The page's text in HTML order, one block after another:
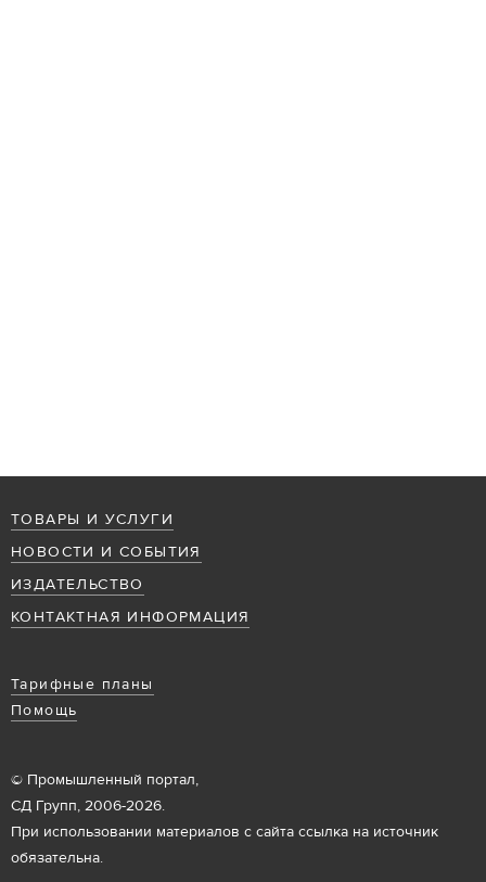
ТОВАРЫ И УСЛУГИ
НОВОСТИ И СОБЫТИЯ
ИЗДАТЕЛЬСТВО
КОНТАКТНАЯ ИНФОРМАЦИЯ
Тарифные планы
Помощь
© Промышленный портал,
СД Групп, 2006-2026.
При использовании материалов с сайта ссылка на источник
обязательна.